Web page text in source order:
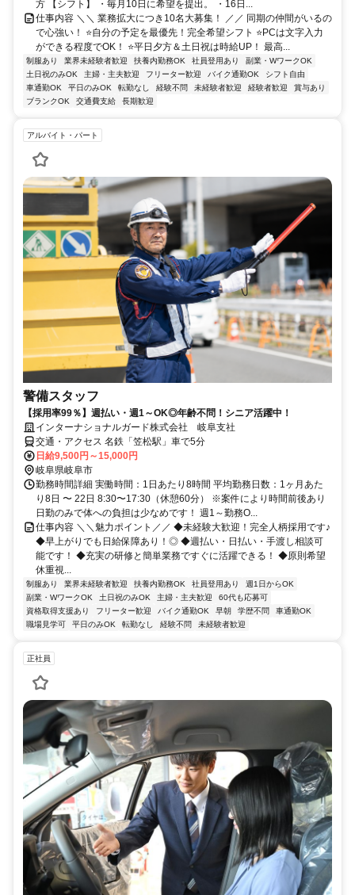
方 【シフト】 ・毎月10日に希望を提出。 ・16日...
仕事内容 ＼＼ 業務拡大につき10名大募集！ ／／ 同期の仲間がいるの
で心強い！ ⭐自分の予定を最優先！完全希望シフト ⭐PCは文字入力
ができる程度でOK！ ⭐平日夕方＆土日祝は時給UP！ 最高...
制服あり 業界未経験者歓迎 扶養内勤務OK 社員登用あり
副業・WワークOK
土日祝のみOK
主婦・主夫歓迎 フリーター歓迎 バイク通勤OK
シフト自由
車通勤OK
平日のみOK 転勤なし 経験不問 未経験者歓迎 経験者歓迎
賞与あり
ブランクOK
交通費支給 長期歓迎
アルバイト・パート
警備スタッフ
【採用率99％】週払い・週1～OK◎年齢不問！シニア活躍中！
インターナショナルガード株式会社 岐阜支社
交通・アクセス 名鉄「笠松駅」車で5分
日給9,500円～15,000円
岐阜県岐阜市
勤務時間詳細 実働時間：1日あたり8時間 平均勤務日数：1ヶ月あた
り8日 〜 22日 8:30〜17:30（休憩60分） ※案件により時間前後あり
日勤のみで体への負担は少なめです！ 週1～勤務O...
仕事内容 ＼＼魅力ポイント／／ ◆未経験大歓迎！完全人柄採用です♪
◆早上がりでも日給保障あり！◎ ◆週払い・日払い・手渡し相談可
能です！ ◆充実の研修と簡単業務ですぐに活躍できる！ ◆原則希望
休重視...
制服あり 業界未経験者歓迎 扶養内勤務OK 社員登用あり
週1日からOK
副業・WワークOK
土日祝のみOK 主婦・主夫歓迎
60代も応募可
資格取得支援あり
フリーター歓迎 バイク通勤OK 早朝 学歴不問
車通勤OK
職場見学可
平日のみOK 転勤なし 経験不問 未経験者歓迎
正社員